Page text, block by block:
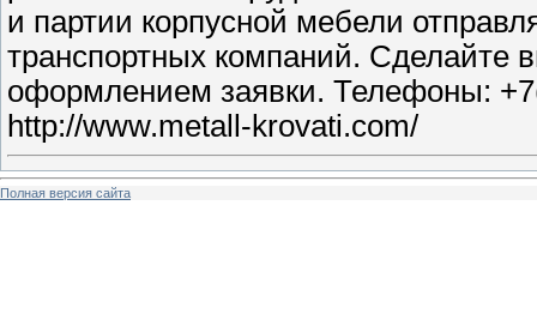
и партии корпусной мебели
транспортных компаний. Сделайте
оформлением заявки. Телефоны:
http://www.metall-krovati.com/
Полная версия сайта